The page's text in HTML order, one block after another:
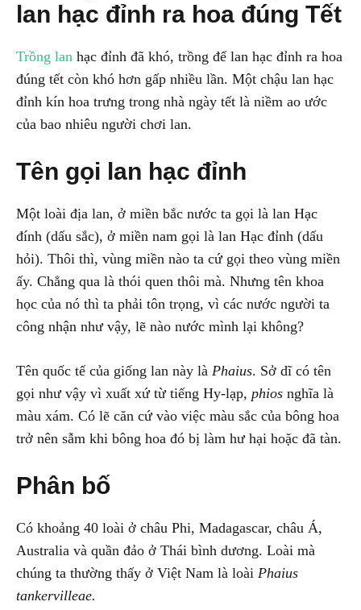
lan hạc đỉnh ra hoa đúng Tết
Trồng lan hạc đỉnh đã khó, trồng để lan hạc đỉnh ra hoa
đúng tết còn khó hơn gấp nhiều lần. Một chậu lan hạc
đỉnh kín hoa trưng trong nhà ngày tết là niềm ao ước
của bao nhiêu người chơi lan.
Tên gọi lan hạc đỉnh
Một loài địa lan, ở miền bắc nước ta gọi là lan Hạc
đính (dấu sắc), ở miền nam gọi là lan Hạc đỉnh (dấu
hỏi). Thôi thì, vùng miền nào ta cứ gọi theo vùng miền
ấy. Chẳng qua là thói quen thôi mà. Nhưng tên khoa
học của nó thì ta phải tôn trọng, vì các nước người ta
công nhận như vậy, lẽ nào nước mình lại không?
Tên quốc tế của giống lan này là Phaius. Sở dĩ có tên
gọi như vậy vì xuất xứ từ tiếng Hy-lạp, phios nghĩa là
màu xám. Có lẽ căn cứ vào việc màu sắc của bông hoa
trở nên sẫm khi bông hoa đó bị làm hư hại hoặc đã tàn.
Phân bố
Có khoảng 40 loài ở châu Phi, Madagascar, châu Á,
Australia và quần đảo ở Thái bình dương. Loài mà
chúng ta thường thấy ở Việt Nam là loài Phaius
tankervilleae.